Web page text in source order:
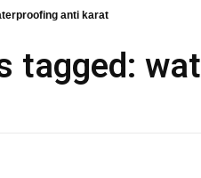
anti karat
tagged: